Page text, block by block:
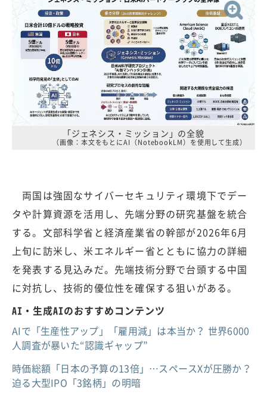
「ジェネシス・ミッション」の全貌
（画像：本文をもとにAI（NotebookLM）を使用して生成）
両国は強固なサイバーセキュリティ環境下でデー
タや計算資源を活用し、先端分野の研究基盤を統合
する。文部科学省と経済産業省の幹部が2026年6月
上旬に訪米し、米エネルギー省とともに協力の詳細
を発表する見込みだ。先端技術分野で台頭する中国
に対抗し、技術的優位性を確保する狙いがある。
AI・生成AIのおすすめコンテンツ
AIで「生産性アップ」「雇用減」は本当か？ 世界6000
人調査が暴いた“認識ギャップ”
時価総額「日本の予算の13倍」…スペースXが圧勝か？
迫る大型IPO「3銘柄」の明暗